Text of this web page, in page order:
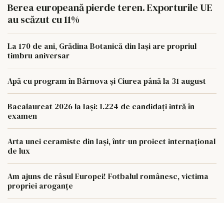
Berea europeană pierde teren. Exporturile UE
au scăzut cu 11%
La 170 de ani, Grădina Botanică din Iași are propriul
timbru aniversar
Apă cu program în Bârnova și Ciurea până la 31 august
Bacalaureat 2026 la Iași: 1.224 de candidați intră în
examen
Arta unei ceramiste din Iași, într-un proiect internațional
de lux
Am ajuns de râsul Europei! Fotbalul românesc, victima
propriei aroganțe